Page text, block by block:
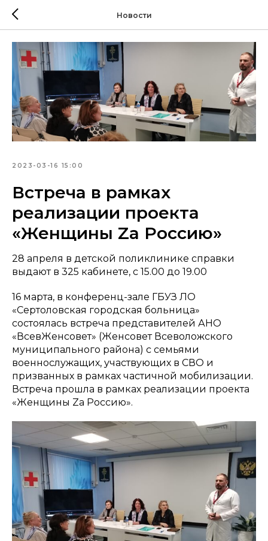
Новости
2023-03-16 15:00
Встреча в рамках
реализации проекта
«Женщины Zа Россию»
28 апреля в детской поликлинике справки
выдают в 325 кабинете, с 15.00 до 19.00
16 марта, в конференц-зале ГБУЗ ЛО
«Сертоловская городская больница»
состоялась встреча представителей АНО
«ВсевЖенсовет» (Женсовет Всеволожского
муниципального района) с семьями
военнослужащих, участвующих в СВО и
призванных в рамках частичной мобилизации.
Встреча прошла в рамках реализации проекта
«Женщины Zа Россию».